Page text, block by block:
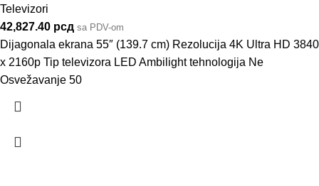
Televizori
42,827.40 рсд sa PDV-om
Dijagonala ekrana 55″ (139.7 cm) Rezolucija 4K Ultra HD 3840
x 2160p Tip televizora LED Ambilight tehnologija Ne
Osvežavanje 50